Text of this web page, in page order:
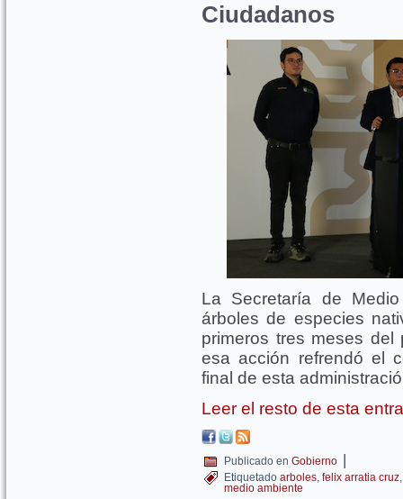
Ciudadanos
La Secretaría de
árboles de especies
primeros tres meses del
esa acción refrendó el
final de esta
Leer el resto de esta
Publicado en Gobierno |
Etiquetado arboles, felix arratia cruz
medio ambiente